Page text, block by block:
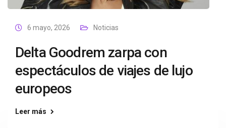
6 mayo, 2026 Noticias
Delta Goodrem zarpa con
espectáculos de viajes de lujo
europeos
Leer más